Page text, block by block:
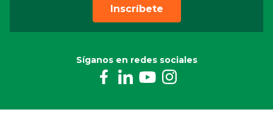
Cuesta alrededor, Lanza espuma Greenline
Lanza para espuma MS Greenline 2.2
8804923
Inscríbete
Síganos en redes sociales